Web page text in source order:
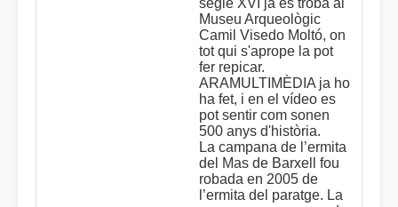
segle XVI ja es troba al
Museu Arqueològic
Camil Visedo Moltó, on
tot qui s'aprope la pot
fer repicar.
ARAMULTIMÈDIA ja ho
ha fet, i en el vídeo es
pot sentir com sonen
500 anys d'història.
La campana de l’ermita
del Mas de Barxell fou
robada en 2005 de
l’ermita del paratge. La